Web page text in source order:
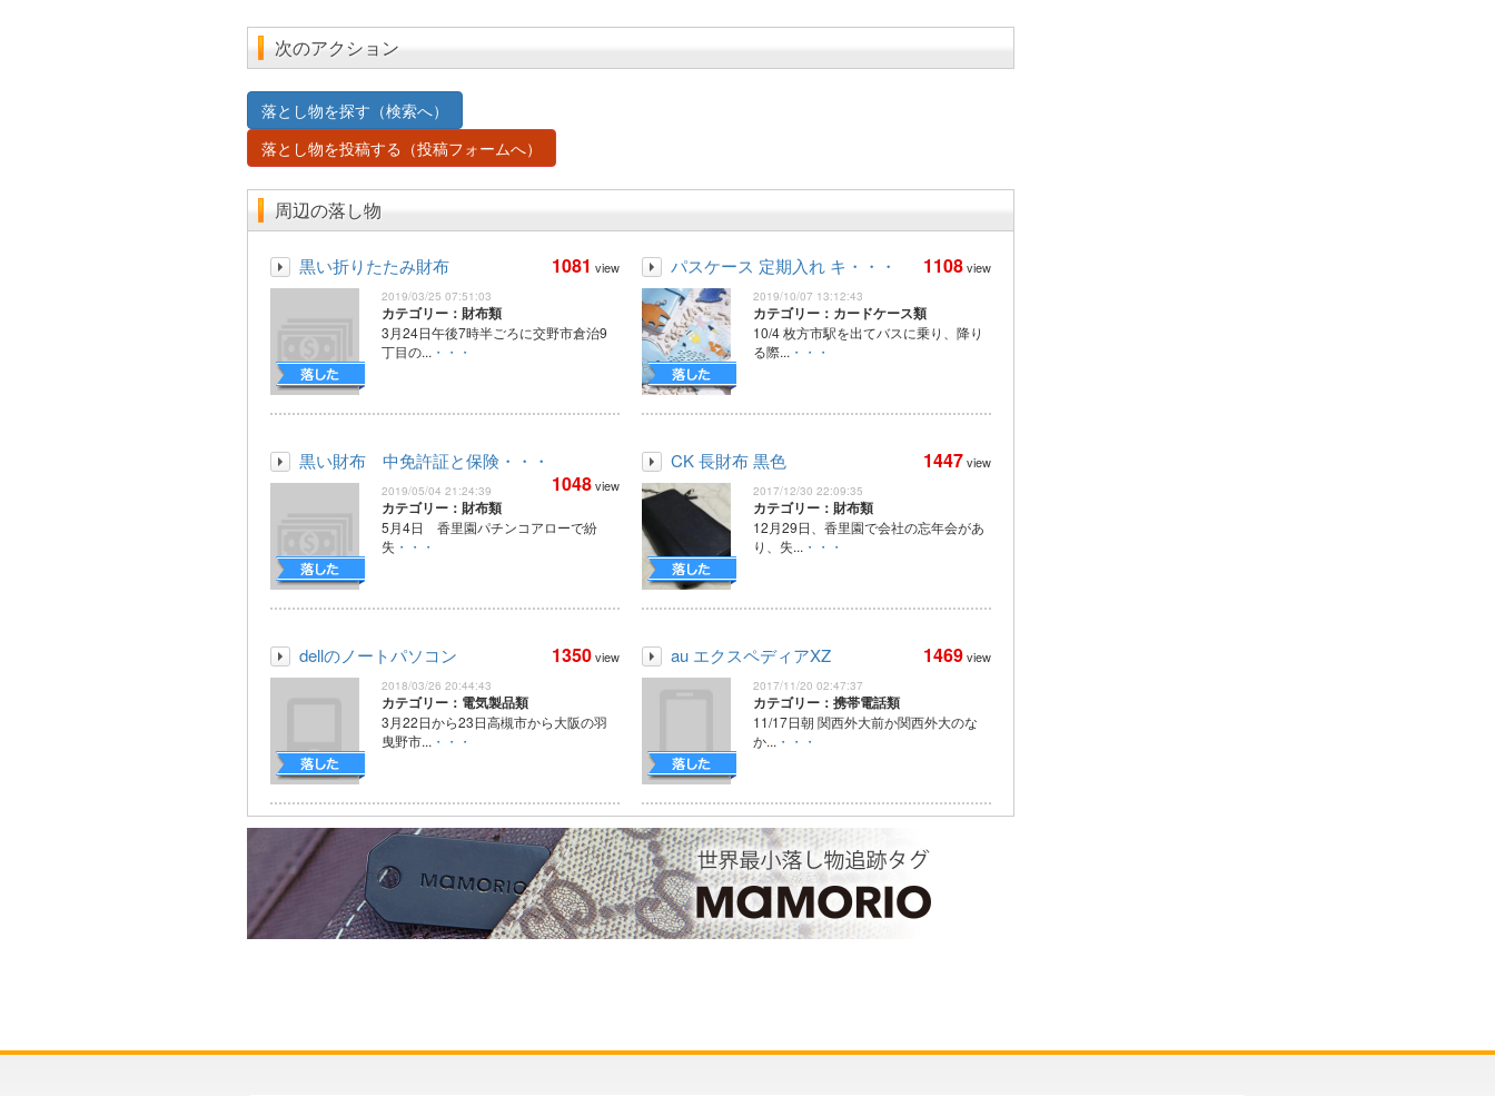
次のアクション
落とし物を探す（検索へ）
落とし物を投稿する（投稿フォームへ）
周辺の落し物
黒い折りたたみ財布 1081 view
2019/03/25 07:51:03
カテゴリー：財布類
3月24日午後7時半ごろに交野市倉治9
丁目の... ・・・
パスケース 定期入れ キ・・・ 1108view
2019/10/07 13:12:43
カテゴリー：カードケース類
10/4 枚方市駅を出てバスに乗り、降り
る際... ・・・
黒い財布 中免許証と保険・・・
1048view
2019/05/04 21:24:39
カテゴリー：財布類
5月4日 香里園パチンコアローで紛
失 ・・・
CK 長財布 黒色 1447view
2017/12/30 22:09:35
カテゴリー：財布類
12月29日、香里園で会社の忘年会があ
り、失... ・・・
dellのノートパソコン 1350view
2018/03/26 20:44:43
カテゴリー：電気製品類
3月22日から23日高槻市から大阪の羽
曳野市... ・・・
au エクスペディアXZ 1469view
2017/11/20 02:47:37
カテゴリー：携帯電話類
11/17日朝 関西外大前か関西外大のな
か... ・・・